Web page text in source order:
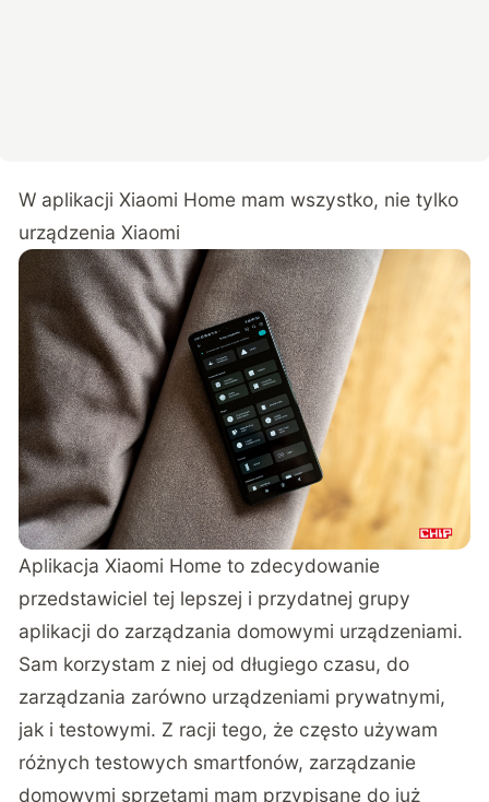
W aplikacji Xiaomi Home mam wszystko, nie tylko
urządzenia Xiaomi
Aplikacja Xiaomi Home to zdecydowanie
przedstawiciel tej lepszej i przydatnej grupy
aplikacji do zarządzania domowymi urządzeniami.
Sam korzystam z niej od długiego czasu, do
zarządzania zarówno urządzeniami prywatnymi,
jak i testowymi. Z racji tego, że często używam
różnych testowych smartfonów, zarządzanie
domowymi sprzętami mam przypisane do już